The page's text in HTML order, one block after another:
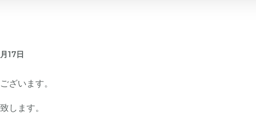
17日
ざいます。
します。